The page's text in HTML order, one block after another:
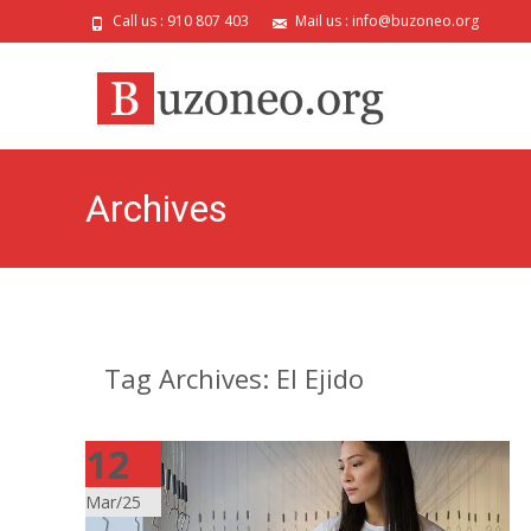
Call us : 910 807 403 Mail us : info@buzoneo.org
Archives
Tag Archives: El Ejido
12
Mar/25